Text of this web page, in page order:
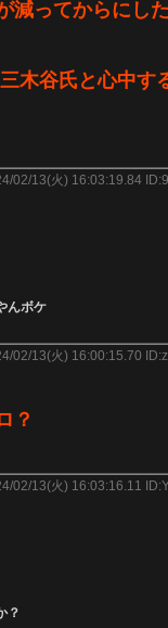
減ってからにし
木谷氏と心中す
02/13(火) 16:03:19.84
んボケ
02/13(火) 16:00:15.70
？
02/13(火) 16:03:16.11
？